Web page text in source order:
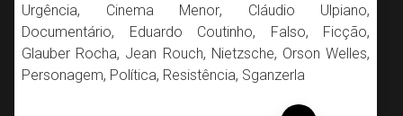
Urgência, Cinema Menor, Cláudio Ulpiano,
Documentário, Eduardo Coutinho, Falso, Ficção,
Glauber Rocha, Jean Rouch, Nietzsche, Orson Welles,
Personagem, Política, Resistência, Sganzerla